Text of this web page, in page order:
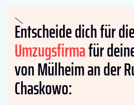
Entscheide dich für
Umzugsfirmafür
von Mülheim an der
Chaskowo: